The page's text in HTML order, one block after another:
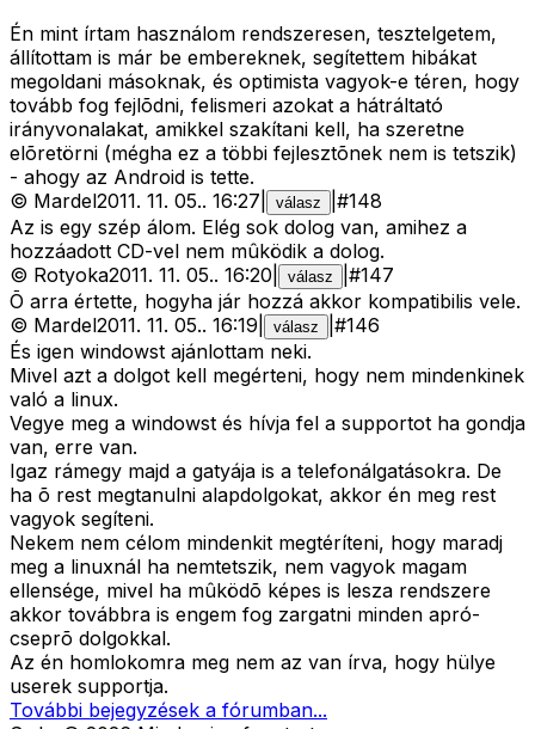
Én mint írtam használom rendszeresen, tesztelgetem,
állítottam is már be embereknek, segítettem hibákat
megoldani másoknak, és optimista vagyok-e téren, hogy
tovább fog fejlõdni, felismeri azokat a hátráltató
irányvonalakat, amikkel szakítani kell, ha szeretne
elõretörni (mégha ez a többi fejlesztõnek nem is tetszik)
- ahogy az Android is tette.
© Mardel2011. 11. 05.. 16:27 válasz #148
Az is egy szép álom. Elég sok dolog van, amihez a
hozzáadott CD-vel nem mûködik a dolog.
© Rotyoka2011. 11. 05.. 16:20 válasz #147
Õ arra értette, hogyha jár hozzá akkor kompatibilis vele.
© Mardel2011. 11. 05.. 16:19 válasz #146
És igen windowst ajánlottam neki.
Mivel azt a dolgot kell megérteni, hogy nem mindenkinek
való a linux.
Vegye meg a windowst és hívja fel a supportot ha gondja
van, erre van.
Igaz rámegy majd a gatyája is a telefonálgatásokra. De
ha õ rest megtanulni alapdolgokat, akkor én meg rest
vagyok segíteni.
Nekem nem célom mindenkit megtéríteni, hogy maradj
meg a linuxnál ha nemtetszik, nem vagyok magam
ellensége, mivel ha mûködõ képes is lesza rendszere
akkor továbbra is engem fog zargatni minden apró-
cseprõ dolgokkal.
Az én homlokomra meg nem az van írva, hogy hülye
userek supportja.
További bejegyzések a fórumban...